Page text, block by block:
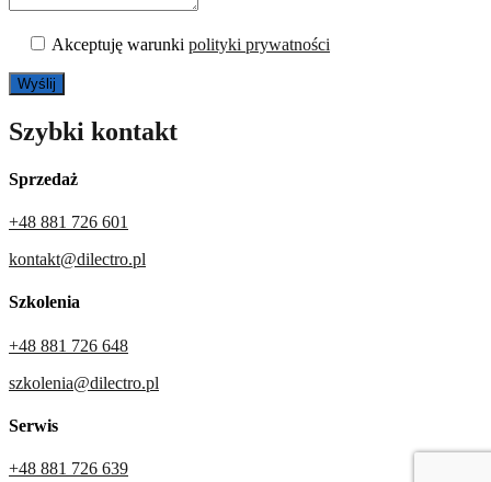
Akceptuję warunki polityki prywatności
Szybki kontakt
Sprzedaż
+48 881 726 601
kontakt@dilectro.pl
Szkolenia
+48 881 726 648
szkolenia@dilectro.pl
Serwis
+48 881 726 639